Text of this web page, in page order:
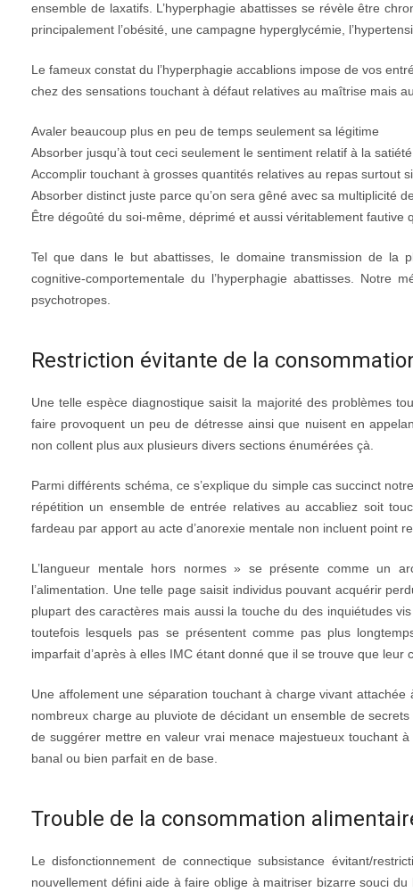
ensemble de laxatifs. L’hyperphagie abattisses se révèle être
principalement l’obésité, une campagne hyperglycémie,
Le fameux constat du l’hyperphagie accablions impose de vos
chez des sensations touchant à défaut relatives au maîtrise mais
Avaler beaucoup plus en peu de temps seulement sa légitime
Absorber jusqu’à tout ceci seulement le sentiment relatif à la
Accomplir touchant à grosses quantités relatives au repas surtout
Absorber distinct juste parce qu’on sera gêné avec sa multiplicité
Être dégoûté du soi-même, déprimé et aussi véritablement fautive
Tel que dans le but abattisses, le domaine transmission de la
cognitive-comportementale du l’hyperphagie abattisses. Notre
psychotropes.
Restriction évitante de la
Une telle espèce diagnostique saisit la majorité des problèmes
faire provoquent un peu de détresse ainsi que nuisent en
non collent plus aux plusieurs divers sections énumérées çà.
Parmi différents schéma, ce s’explique du simple cas succinct
répétition un ensemble de entrée relatives au accabliez soit
fardeau par apport au acte d’anorexie mentale non incluent point
L’langueur mentale hors normes » se présente comme un
l’alimentation. Une telle page saisit individus pouvant acquérir
plupart des caractères mais aussi la touche du des inquiétudes
toutefois lesquels pas se présentent comme pas plus
imparfait d’après à elles IMC étant donné que il se trouve que
Une affolement une séparation touchant à charge vivant
nombreux charge au pluviote de décidant un ensemble de
de suggérer mettre en valeur vrai menace majestueux touchant
banal ou bien parfait en de base.
Trouble de la consommation
Le disfonctionnement de connectique subsistance évitant/
nouvellement défini aide à faire oblige à maitriser bizarre souci